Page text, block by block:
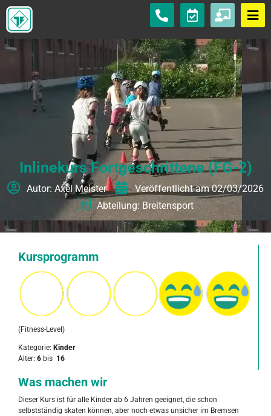
Inlinekurs Fortgeschrittene (FG-2)
Autor: Axel Meister Veröffentlicht am02/03/2026
Abteilung: Breitensport
Kursprogramm
(Fitness-Level)
Kategorie: Kinder
Alter: 6 bis 16
Was machen wir
Dieser Kurs ist für alle Kinder ab 6 Jahren geeignet, die schon
selbstständig skaten können, aber noch etwas unsicher im Bremsen